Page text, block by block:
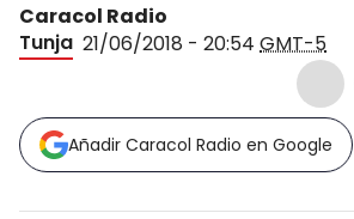
Caracol Radio
Tunja 21/06/2018 - 20:54 GMT-5
Añadir Caracol Radio en Google